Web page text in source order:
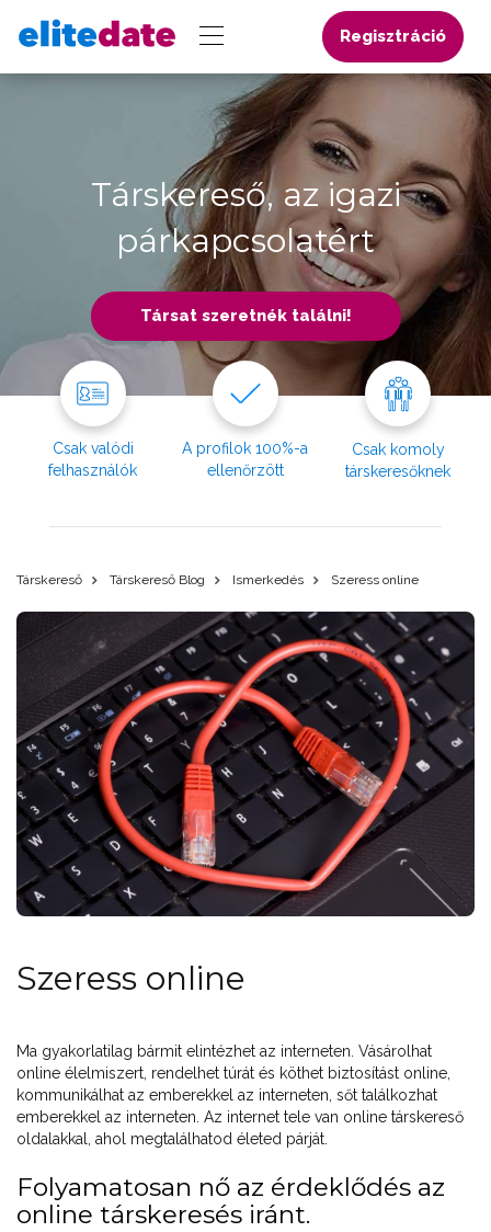
Regisztráció
Társkereső, az igazi
párkapcsolatért
Társat szeretnék találni!
Csak valódi
felhasználók
A profilok 100%-a
ellenőrzött
Csak komoly
társkeresőknek
Társkereső Társkereső Blog Ismerkedés Szeress online
Szeress online
Ma gyakorlatilag bármit elintézhet az interneten. Vásárolhat
online élelmiszert, rendelhet túrát és köthet biztosítást online,
kommunikálhat az emberekkel az interneten, sőt találkozhat
emberekkel az interneten. Az internet tele van online társkereső
oldalakkal, ahol megtalálhatod életed párját.
Folyamatosan nő az érdeklődés az
online társkeresés iránt.